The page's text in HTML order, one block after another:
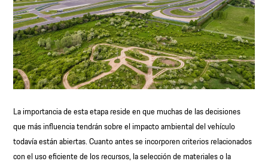
La importancia de esta etapa reside en que muchas de las decisiones
que más influencia tendrán sobre el impacto ambiental del vehículo
todavía están abiertas. Cuanto antes se incorporen criterios relacionados
con el uso eficiente de los recursos, la selección de materiales o la